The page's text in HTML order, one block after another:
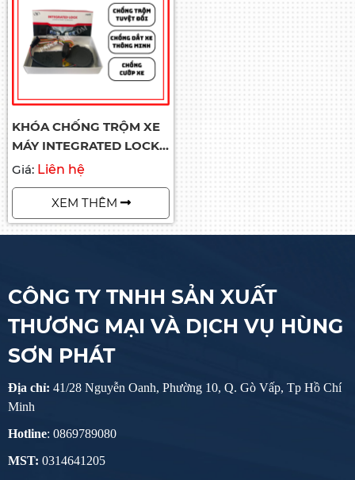
KHÓA CHỐNG TRỘM XE
MÁY INTEGRATED LOCK
CHO CÁC DÒNG XE -
PAPOCARE
Giá: Liên hệ
XEM THÊM
CÔNG TY TNHH SẢN XUẤT
THƯƠNG MẠI VÀ DỊCH VỤ HÙNG
SƠN PHÁT
Địa chỉ: 41/28 Nguyễn Oanh, Phường 10, Q. Gò Vấp, Tp Hồ Chí
Minh
Hotline: 0869789080
MST: 0314641205